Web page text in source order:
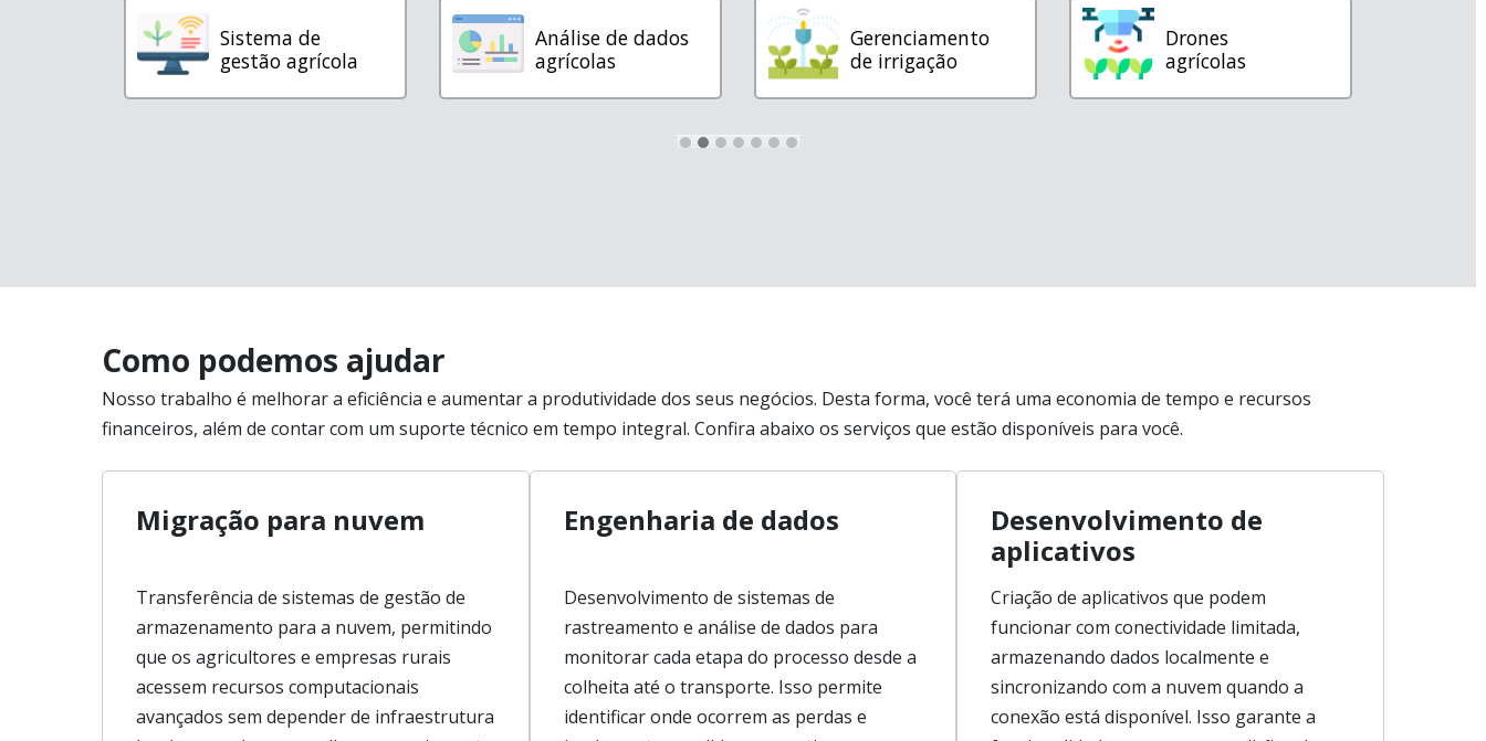
Sistema de
gestão agrícola
Análise de dados
agrícolas
Gerenciamento
de irrigação
Drones
agrícolas
Como podemos ajudar
Nosso trabalho é melhorar a eficiência e aumentar a produtividade dos seus negócios. Desta forma, você terá uma economia de tempo e recursos
financeiros, além de contar com um suporte técnico em tempo integral. Confira abaixo os serviços que estão disponíveis para você.
Migração para nuvem
Transferência de sistemas de gestão de
armazenamento para a nuvem, permitindo
que os agricultores e empresas rurais
acessem recursos computacionais
avançados sem depender de infraestrutura
Engenharia de dados
Desenvolvimento de sistemas de
rastreamento e análise de dados para
monitorar cada etapa do processo desde a
colheita até o transporte. Isso permite
identificar onde ocorrem as perdas e
Desenvolvimento de
aplicativos
Criação de aplicativos que podem
funcionar com conectividade limitada,
armazenando dados localmente e
sincronizando com a nuvem quando a
conexão está disponível. Isso garante a